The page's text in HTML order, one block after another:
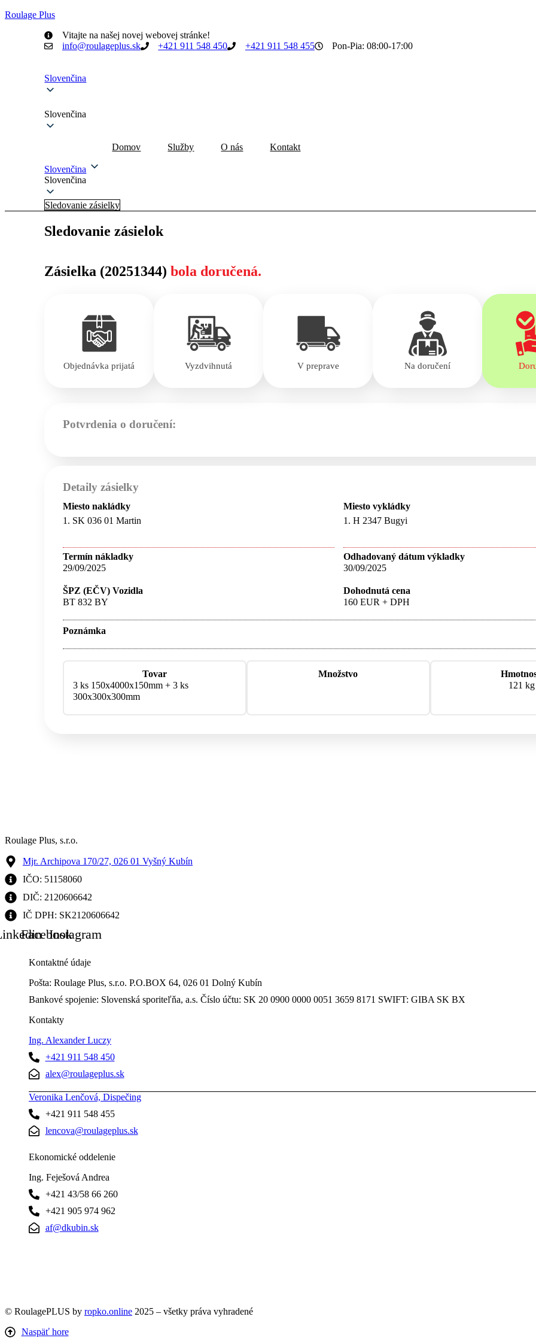
Roulage Plus
Vitajte na našej novej webovej stránke!
info@roulageplus.sk
+421 911 548 450 +421 911 548 455 Pon-Pia: 08:00-17:00
Slovenčina
Slovenčina
Domov Služby O nás Kontakt
Slovenčina
Slovenčina
Sledovanie zásielky
Sledovanie zásielok
Zásielka (20251344)bola doručená.
Objednávka prijatá Vyzdvihnutá V preprave Na doručení
Potvrdenia o doručení:
Detaily zásielky
Miesto nakládky
1. SK 036 01 Martin
Termín nákladky
29/09/2025
ŠPZ (EČV) Vozidla
BT 832 BY
Miesto vykládky
1. H 2347 Bugyi
Odhadovaný dátum výkladky
30/09/2025
Dohodnutá cena
160 EUR + DPH
Poznámka
Tovar
3 ks 150x4000x150mm + 3 ks
300x300x300mm
Množstvo
121 kg
Roulage Plus, s.r.o.
Mjr. Archipova 170/27, 026 01 Vyšný Kubín
IČO: 51158060
DIČ: 2120606642
IČ DPH: SK2120606642
FacebookInstagram
Kontaktné údaje
Pošta: Roulage Plus, s.r.o. P.O.BOX 64, 026 01 Dolný Kubín
Bankové spojenie: Slovenská sporiteľňa, a.s. Číslo účtu: SK 20 0900 0000 0051 3659 8171 SWIFT: GIBA SK BX
Kontakty
Ing. Alexander Luczy
+421 911 548 450
alex@roulageplus.sk
Veronika Lenčová, Dispečing
+421 911 548 455
lencova@roulageplus.sk
Ekonomické oddelenie
Ing. Feješová Andrea
+421 43/58 66 260
+421 905 974 962
af@dkubin.sk
© RoulagePLUS by ropko.online 2025 – všetky práva vyhradené
Naspäť hore